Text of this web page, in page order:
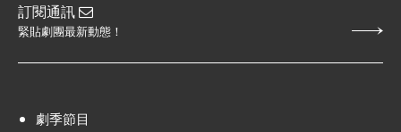
訂閱通訊
緊貼劇團最新動態！
劇季節目